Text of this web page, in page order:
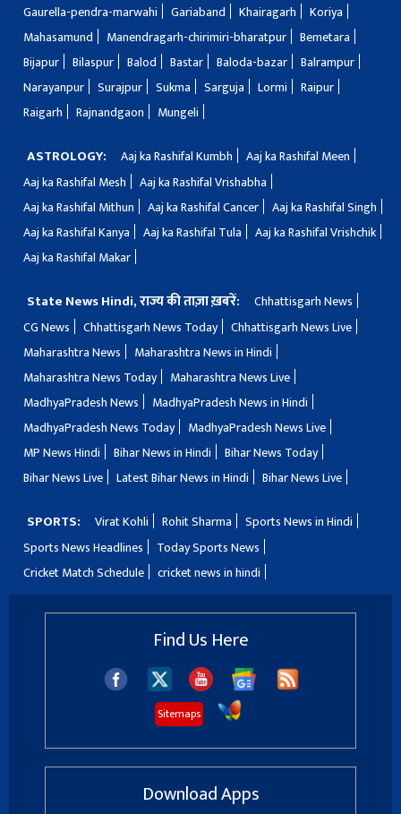
Gaurella-pendra-marwahi
Gariaband Khairagarh
Koriya
Mahasamund
Manendragarh-chirimiri-bharatpur
Bemetara
Bijapur
Bilaspur Balod Bastar Baloda-bazar
Balrampur
Narayanpur
Surajpur Sukma Sarguja Lormi
Raipur
Raigarh
Rajnandgaon Mungeli
ASTROLOGY: Aaj ka Rashifal Kumbh
Aaj ka Rashifal Meen
Aaj ka Rashifal Mesh
Aaj ka Rashifal Vrishabha
Aaj ka Rashifal Mithun
Aaj ka Rashifal Cancer
Aaj ka Rashifal Singh
Aaj ka Rashifal Kanya
Aaj ka Rashifal Tula
Aaj ka Rashifal Vrishchik
Aaj ka Rashifal Makar
State News Hindi, राज्य की ताज़ा ख़बरें:
Chhattisgarh News
CG News
Chhattisgarh News Today
Chhattisgarh News Live
Maharashtra News
Maharashtra News in Hindi
Maharashtra News Today
Maharashtra News Live
MadhyaPradesh News
MadhyaPradesh News in Hindi
MadhyaPradesh News Today
MadhyaPradesh News Live
MP News Hindi
Bihar News in Hindi
Bihar News Today
Bihar News Live
Latest Bihar News in Hindi Bihar News Live
SPORTS: Virat Kohli Rohit Sharma
Sports News in Hindi
Sports News Headlines
Today Sports News
Cricket Match Schedule
cricket news in hindi
Find Us Here
Sitemaps
Download Apps